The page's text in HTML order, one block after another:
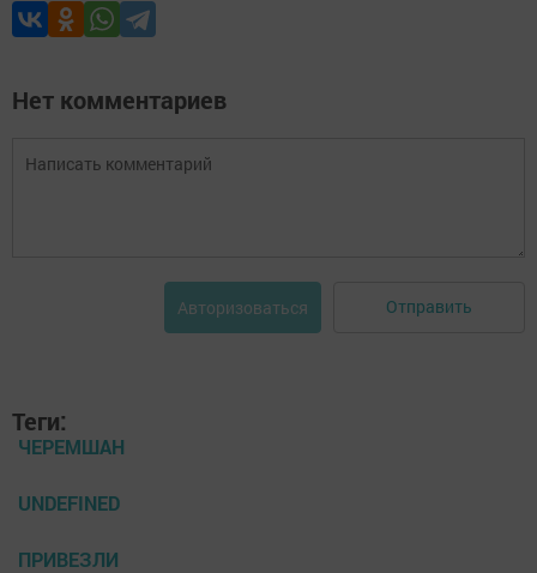
Нет комментариев
Авторизоваться Отправить
Теги:
ЧЕРЕМШАН
UNDEFINED
ПРИВЕЗЛИ